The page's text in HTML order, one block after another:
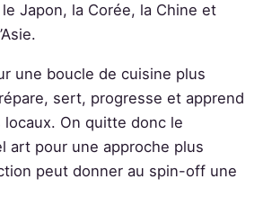
Japon, la Corée, la Chine et
une boucle de cuisine plus
sert, progresse et apprend
locaux. On quitte donc le
art pour une approche plus
peut donner au spin-off une